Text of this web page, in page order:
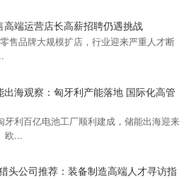
高端运营店长高薪招聘仍遇挑战
售品牌大规模扩店，行业迎来严重人才断
出海观察：匈牙利产能落地 国际化高管
牙利百亿电池工厂顺利建成，储能出海迎来
欧...
头公司推荐：装备制造高端人才寻访指